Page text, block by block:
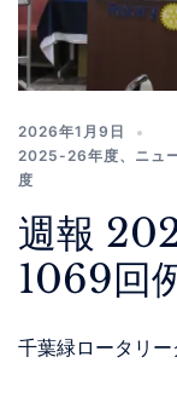
2026年1月9日
2025-26年度、 ニュ
度
週報
1069回
千葉緑ロータリ